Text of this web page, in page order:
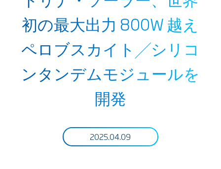
初の最大出力 800W 越え
ペロブスカイト╱シリコ
ンタンデムモジュールを
開発
2025.04.09